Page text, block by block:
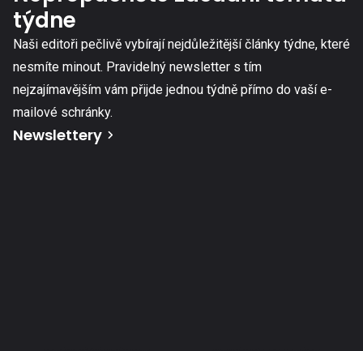
týdne
Naši editoři pečlivě vybírají nejdůležitější články týdne, které
nesmíte minout. Pravidelný newsletter s tím
nejzajímavějším vám přijde jednou týdně přímo do vaší e-
mailové schránky.
Newslettery